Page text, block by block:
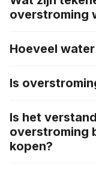
overstroming
Hoeveel
Is
Is het
overstroming
kopen?